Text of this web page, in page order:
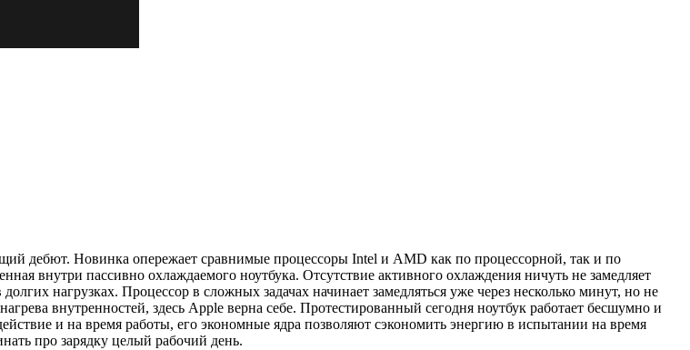
дебют. Новинка опережает сравнимые процессоры Intel и AMD как по процессорной, так и по
внутри пассивно охлаждаемого ноутбука. Отсутствие активного охлаждения ничуть не замедляет
нагрузках. Процессор в сложных задачах начинает замедляться уже через несколько минут, но не
внутренностей, здесь Apple верна себе. Протестированный сегодня ноутбук работает бесшумно и
и на время работы, его экономные ядра позволяют сэкономить энергию в испытании на время
про зарядку целый рабочий день.